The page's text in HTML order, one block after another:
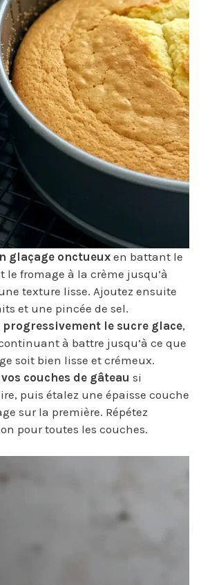
glaçage onctueux en battant le
le fromage à la crème jusqu’à
texture lisse. Ajoutez ensuite
et une pincée de sel.
progressivement le sucre glace,
à battre jusqu’à ce que
soit bien lisse et crémeux.
couches de gâteau si
puis étalez une épaisse couche
sur la première. Répétez
pour toutes les couches.